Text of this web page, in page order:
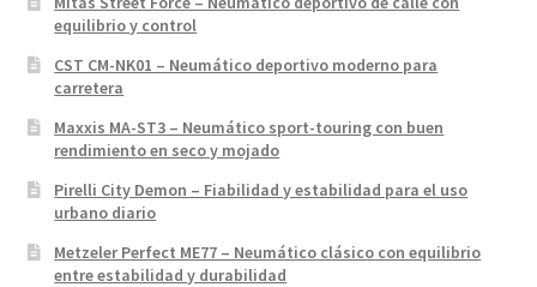
equilibrio y control
CST CM-NK01 – Neumático deportivo moderno para
carretera
Maxxis MA-ST3 – Neumático sport-touring con buen
rendimiento en seco y mojado
Pirelli City Demon – Fiabilidad y estabilidad para el uso
urbano diario
Metzeler Perfect ME77 – Neumático clásico con equilibrio
entre estabilidad y durabilidad